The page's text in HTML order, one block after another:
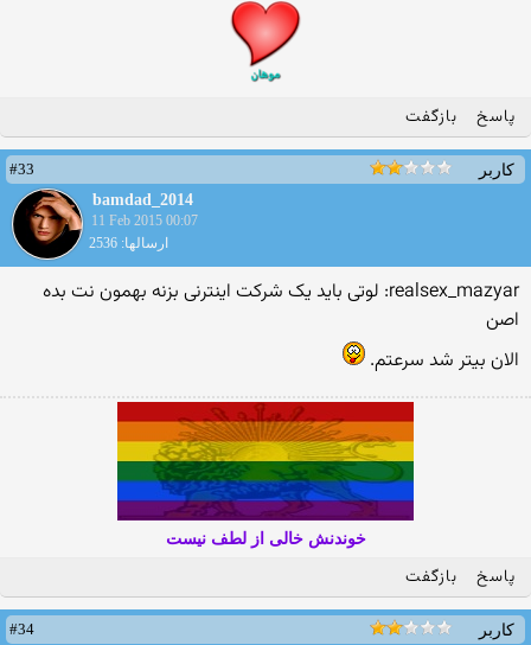
پاسخ بازگفت
کاربر
#33
bamdad_2014
11 Feb 2015 00:07
ارسالها: 2536
realsex_mazyar: لوتی باید یک شرکت اینترنی بزنه بهمون نت بده
اصن
الان بیتر شد سرعتم.
خوندنش خالی از لطف نیست
پاسخ بازگفت
کاربر
#34